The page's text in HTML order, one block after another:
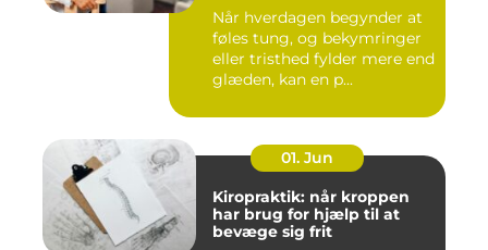
Når hverdagen begynder at
føles tung, og bekymringer
eller tristhed fylder mere end
glæden, kan en p...
01. Jun
Kiropraktik: når kroppen
har brug for hjælp til at
bevæge sig frit